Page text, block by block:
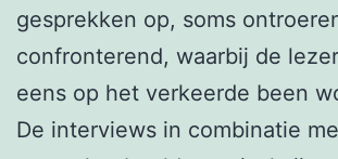
gesprekken op, soms
confronterend, waarbij de
eens op het verkeerde been
De interviews in combinatie